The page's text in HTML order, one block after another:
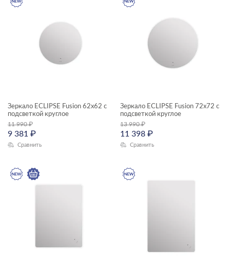
Высота, см
КОЛЛЕКЦИЯ
Зеркало ECLIPSE Fusion 62x62 с
подсветкой круглое
11 990₽
9 381 ₽
Сравнить
Зеркало ECLIPSE Fusion 72x72 с
подсветкой круглое
13 990₽
11 398 ₽
Сравнить